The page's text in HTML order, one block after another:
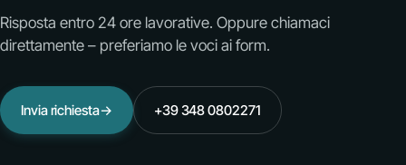
Risposta entro 24 ore lavorative. Oppure chiamaci
direttamente – preferiamo le voci ai form.
Invia richiesta→ +39 348 0802271